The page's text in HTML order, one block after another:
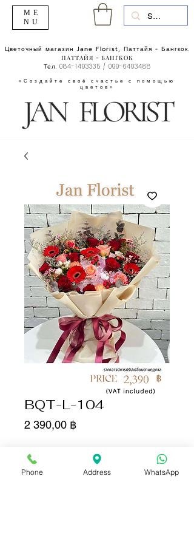
«Создайте своё счастье с помощью
цветов»
Цветочный магазин Jane Florist, Паттайя - Бангкок.
ПАТТАЙЯ - БАНГКОК
Тел. 084-1493335 / 099-6493488
ME
NU
BQT-L-104
2 390,00 ฿Цена
Количество
Phone Address WhatsApp